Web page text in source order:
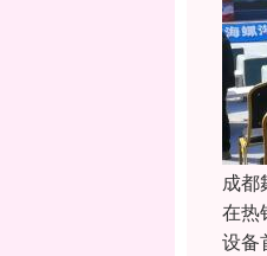
成都
在热
设备